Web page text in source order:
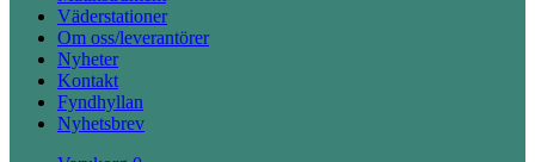
Väderstationer
Om oss/leverantörer
Nyheter
Kontakt
Fyndhyllan
Nyhetsbrev